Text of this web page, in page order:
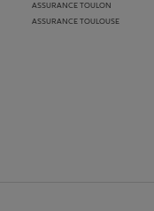
ASSURANCE TOULON
ASSURANCE TOULOUSE
Allianz